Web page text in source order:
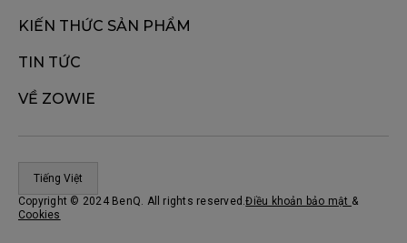
KIẾN THỨC SẢN PHẨM
TIN TỨC
VỀ ZOWIE
Tiếng Việt
Copyright © 2024 BenQ. All rights reserved.Điều khoản bảo mật &
Cookies